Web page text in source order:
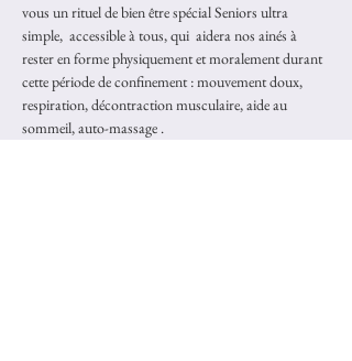
vous un rituel de bien être spécial Seniors ultra
simple,  accessible à tous, qui  aidera nos ainés à
rester en forme physiquement et moralement durant
cette période de confinement : mouvement doux,
respiration, décontraction musculaire, aide au
sommeil, auto-massage .